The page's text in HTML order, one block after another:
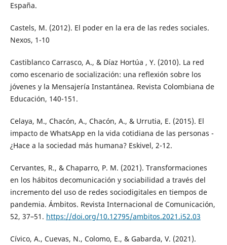
España.
Castels, M. (2012). El poder en la era de las redes sociales.
Nexos, 1-10
Castiblanco Carrasco, A., & Díaz Hortúa , Y. (2010). La red
como escenario de socialización: una reflexión sobre los
jóvenes y la Mensajería Instantánea. Revista Colombiana de
Educación, 140-151.
Celaya, M., Chacón, A., Chacón, A., & Urrutia, E. (2015). El
impacto de WhatsApp en la vida cotidiana de las personas -
¿Hace a la sociedad más humana? Eskivel, 2-12.
Cervantes, R., & Chaparro, P. M. (2021). Transformaciones
en los hábitos decomunicación y sociabilidad a través del
incremento del uso de redes sociodigitales en tiempos de
pandemia. Ámbitos. Revista Internacional de Comunicación,
52, 37–51. https://doi.org/10.12795/ambitos.2021.i52.03
Cívico, A., Cuevas, N., Colomo, E., & Gabarda, V. (2021).